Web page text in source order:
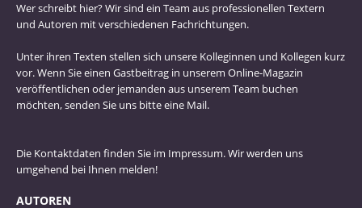
Wer schreibt hier? Wir sind ein Team aus professionellen Textern
und Autoren mit verschiedenen Fachrichtungen.
Unter ihren Texten stellen sich unsere Kolleginnen und Kollegen kurz
vor. Wenn Sie einen Gastbeitrag in unserem Online-Magazin
veröffentlichen oder jemanden aus unserem Team buchen
möchten, senden Sie uns bitte eine Mail.
Die Kontaktdaten finden Sie im Impressum. Wir werden uns
umgehend bei Ihnen melden!
AUTOREN